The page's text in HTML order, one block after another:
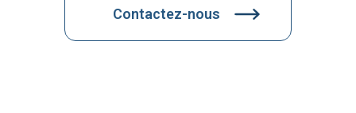
Contactez-nous